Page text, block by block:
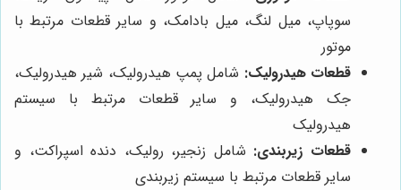
سوپاپ، میل لنگ، میل بادامک، و سایر قطعات مرتبط با
موتور
قطعات هیدرولیک: شامل پمپ هیدرولیک، شیر هیدرولیک،
جک هیدرولیک، و سایر قطعات مرتبط با سیستم
هیدرولیک
قطعات زیربندی: شامل زنجیر، رولیک، دنده اسپراکت، و
سایر قطعات مرتبط با سیستم زیربندی